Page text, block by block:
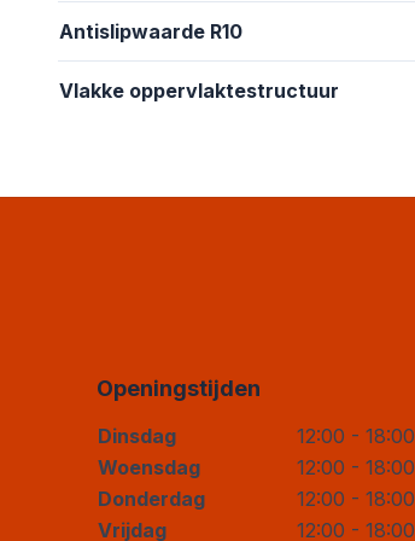
Antislipwaarde R10
Vlakke oppervlaktestructuur
Openingstijden
Dinsdag
12:00 - 18:00
Woensdag
12:00 - 18:00
Donderdag
12:00 - 18:00
Vrijdag
12:00 - 18:00